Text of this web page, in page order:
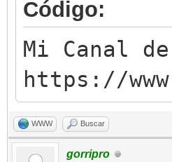
Código:
Mi Canal
https://
WWW Buscar
gorripro